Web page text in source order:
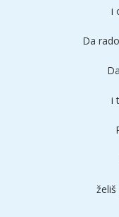
i
Da
i